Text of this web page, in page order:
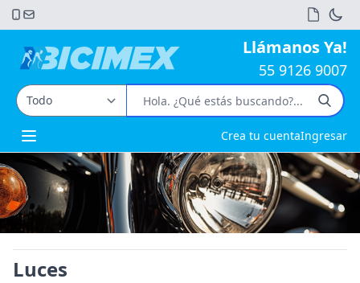
Llámanos Ya!
55 9126 9007
Open main menu Crea tu cuentaIngresar
Luces